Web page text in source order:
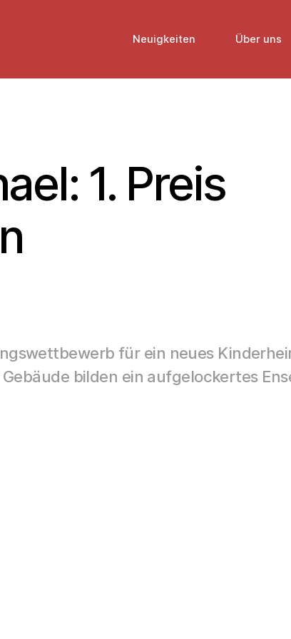
Neuigkeiten Über uns
1. Preis
für ein neues
bilden ein aufgelockertes